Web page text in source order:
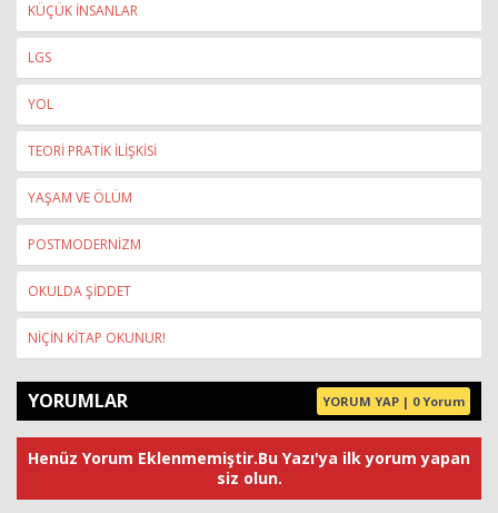
KÜÇÜK İNSANLAR
LGS
YOL
TEORİ PRATİK İLİŞKİSİ
YAŞAM VE ÖLÜM
POSTMODERNİZM
OKULDA ŞİDDET
NİÇİN KİTAP OKUNUR!
YORUMLAR YORUM YAP | 0 Yorum
Henüz Yorum Eklenmemiştir.Bu Yazı'ya ilk yorum yapan
siz olun.